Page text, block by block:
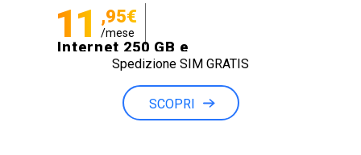
11 ,95€
/mese
Internet 250 GB e
Minuti illimitati
Spedizione SIM GRATIS
SCOPRI